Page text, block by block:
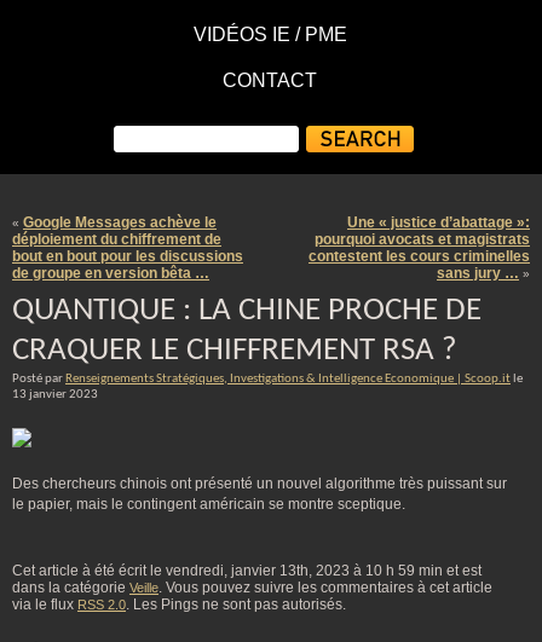
VIDÉOS IE / PME
CONTACT
« Google Messages achève le
déploiement du chiffrement de
bout en bout pour les discussions
de groupe en version bêta …
Une « justice d’abattage »:
pourquoi avocats et magistrats
contestent les cours criminelles
sans jury … »
QUANTIQUE : LA CHINE PROCHE DE
CRAQUER LE CHIFFREMENT RSA ?
Posté par Renseignements Stratégiques, Investigations & Intelligence Economique | Scoop.it le
13 janvier 2023
Des chercheurs chinois ont présenté un nouvel algorithme très puissant sur
le papier, mais le contingent américain se montre sceptique.
Cet article à été écrit le vendredi, janvier 13th, 2023 à 10 h 59 min et est
dans la catégorie Veille. Vous pouvez suivre les commentaires à cet article
via le flux RSS 2.0. Les Pings ne sont pas autorisés.